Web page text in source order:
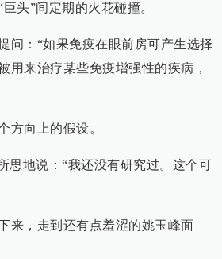
头”间定期的火花碰撞。
问：“如果免疫在眼前房可产生选择
用来治疗某些免疫增强性的疾病，
方向上的假设。
思地说：“我还没有研究过。这个可
来，走到还有点羞涩的姚玉峰面